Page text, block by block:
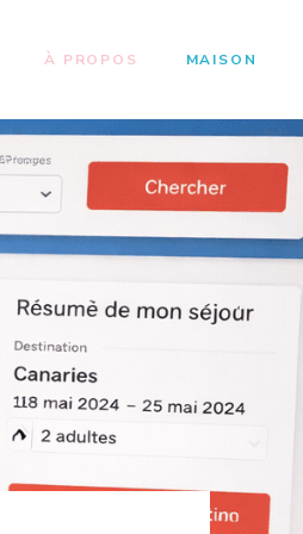
À PROPOS MAISON